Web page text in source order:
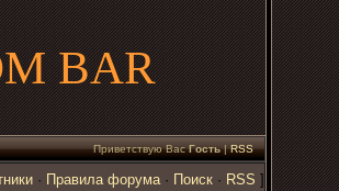
BAR
Приветствую Вас Гость|RSS
· Правила форума· Поиск · RSS ]